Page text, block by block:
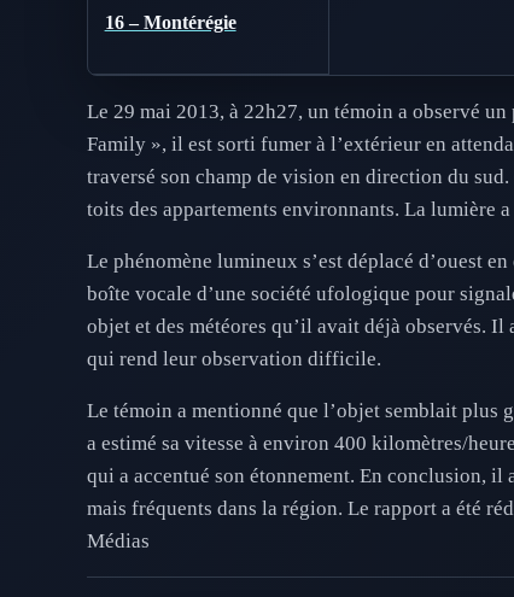
16 – Montérégie
Le 29 mai 2013, à 22h27, un témoin a observé
Family », il est sorti fumer à l’extérieur en
traversé son champ de vision en direction du
toits des appartements environnants. La lumière
Le phénomène lumineux s’est déplacé d’ouest
boîte vocale d’une société ufologique pour
objet et des météores qu’il avait déjà observés. Il
qui rend leur observation difficile.
Le témoin a mentionné que l’objet semblait plus
a estimé sa vitesse à environ 400 kilomètres/
qui a accentué son étonnement. En conclusion,
mais fréquents dans la région. Le rapport a été
Médias